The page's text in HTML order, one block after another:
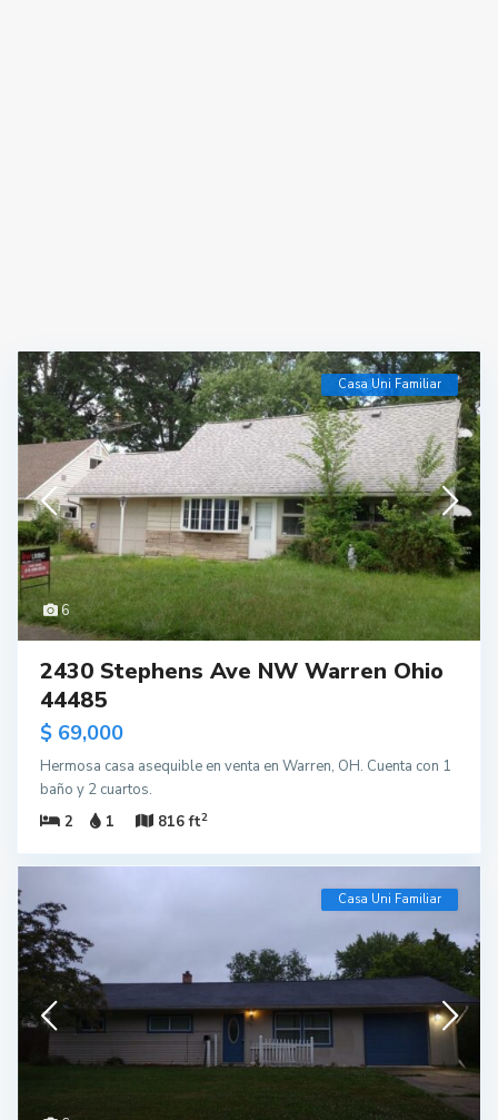
6
Casa Uni Familiar
2430 Stephens Ave NW Warren Ohio
44485
$ 69,000
Hermosa casa asequible en venta en Warren, OH. Cuenta con 1
baño y 2 cuartos.
2
1 816 ft2
Casa Uni Familiar